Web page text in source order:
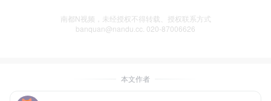
南都N视频，未经授权不得转载、授权联系方式
banquan@nandu.cc. 020-87006626
本文作者